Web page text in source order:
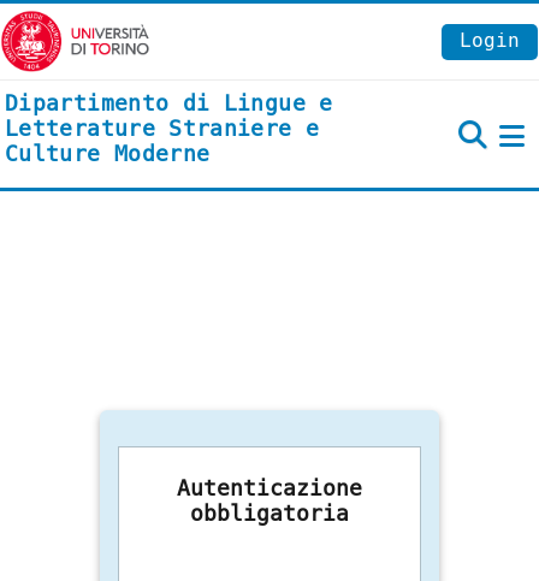
Vai al contenuto principale
Login
Dipartimento di Lingue e
Letterature Straniere e
Culture Moderne
Autenticazione
obbligatoria